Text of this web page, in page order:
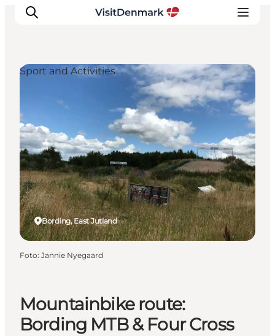
Inspiratie
Bestemmingen
Wat te doen
Accommodaties
Plan je reis
Mountainbike route:
Bording MTB & Four Cross
Bording, East Jutland
Sport and Activities
Foto: Jannie Nyegaard